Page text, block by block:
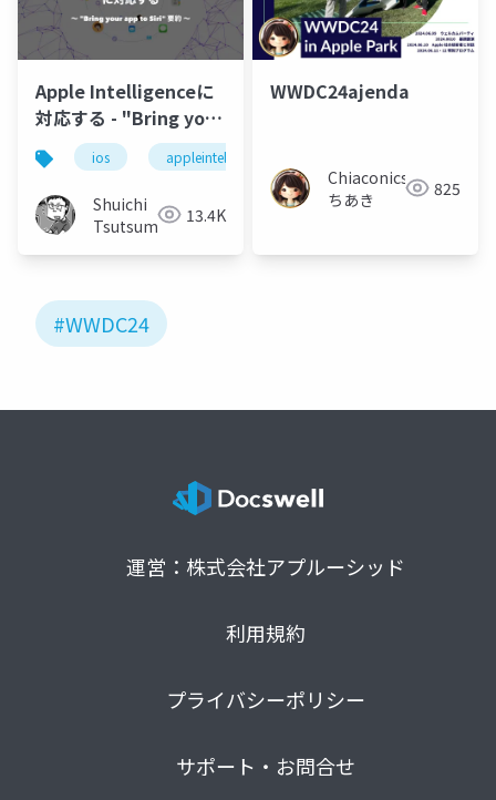
Apple Intelligenceに
対応する - "Bring your
app to Siri" 要約
ios appleintelligence
Shuichi
Tsutsumi
13.4K
WWDC24ajenda
Chiaconics
ちあき
825
#WWDC24
運営：株式会社アプルーシッド
利用規約
プライバシーポリシー
サポート・お問合せ